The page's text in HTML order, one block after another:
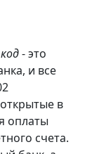
- это
и все
в
оплаты
счета.